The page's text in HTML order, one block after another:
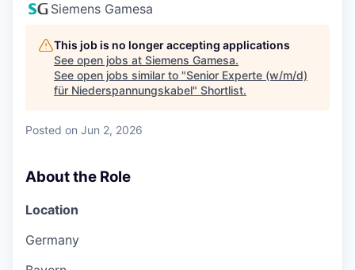
Siemens Gamesa
This job is no longer accepting applications
See open jobs at Siemens Gamesa.
See open jobs similar to "Senior Experte (w/m/d)
für Niederspannungskabel" Shortlist.
Posted on Jun 2, 2026
About the Role
Location
Germany